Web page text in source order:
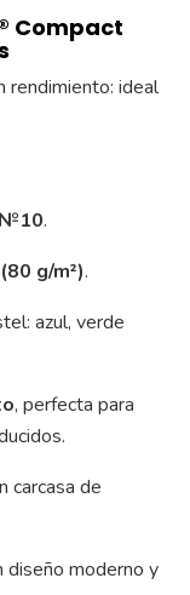
Compact
rendimiento: ideal
№10.
g/m²).
azul, verde
, perfecta para
carcasa de
diseño moderno y